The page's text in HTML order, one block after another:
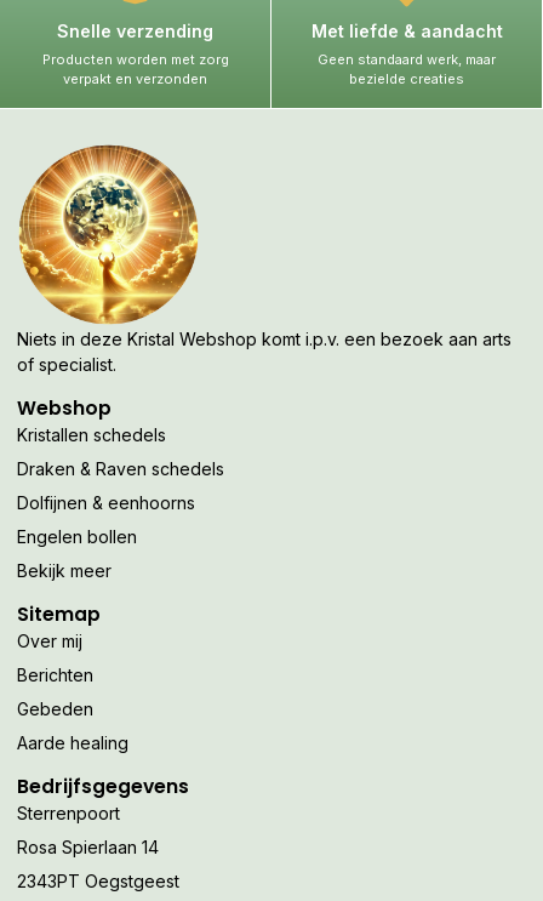
Snelle verzending
Producten worden met zorg
verpakt en verzonden
Met liefde & aandacht
Geen standaard werk, maar
bezielde creaties
Niets in deze Kristal Webshop komt i.p.v. een bezoek aan arts
of specialist.
Webshop
Kristallen schedels
Draken & Raven schedels
Dolfijnen & eenhoorns
Engelen bollen
Bekijk meer
Sitemap
Over mij
Berichten
Gebeden
Aarde healing
Bedrijfsgegevens
Sterrenpoort
Rosa Spierlaan 14
2343PT Oegstgeest